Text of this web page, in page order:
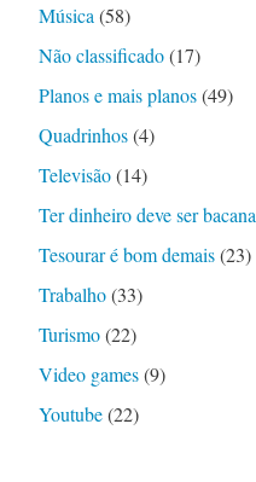
Música (58)
Não classificado(17)
Planos e mais planos(49)
Quadrinhos(4)
Televisão(14)
Ter dinheiro deve ser bacana
Tesourar é bom demais(23)
Trabalho(33)
Turismo(22)
Video games(9)
Youtube(22)